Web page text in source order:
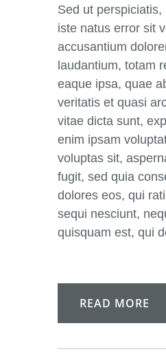
Sed ut perspiciatis,
iste natus error sit
accusantium
laudantium, totam
eaque ipsa, quae
veritatis et quasi
vitae dicta sunt,
enim ipsam
voluptas sit,
fugit, sed quia
dolores eos, qui
sequi nesciunt,
quisquam est, qui
READ MORE